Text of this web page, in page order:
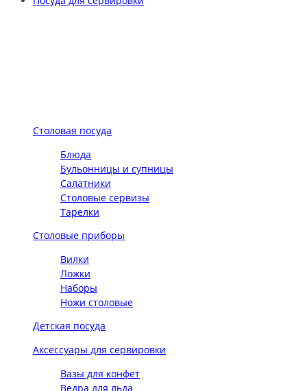
Столовая посуда
Блюда
Бульонницы и супницы
Салатники
Столовые сервизы
Тарелки
Столовые приборы
Вилки
Ложки
Наборы
Ножи столовые
Детская посуда
Аксессуары для сервировки
Вазы для конфет
Ведра для льда